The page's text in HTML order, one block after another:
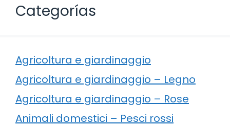
Categorías
Agricoltura e giardinaggio
Agricoltura e giardinaggio – Legno
Agricoltura e giardinaggio – Rose
Animali domestici – Pesci rossi